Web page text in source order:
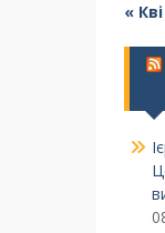
« Кві